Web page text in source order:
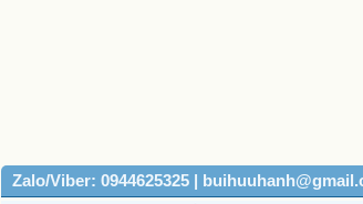
Zalo/Viber: 0944625325 |